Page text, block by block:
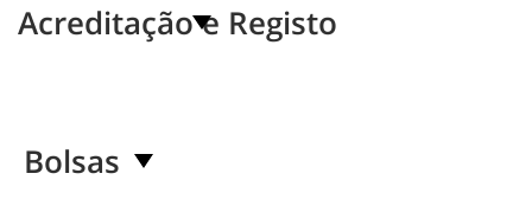
Acreditação e Registo
Bolsas